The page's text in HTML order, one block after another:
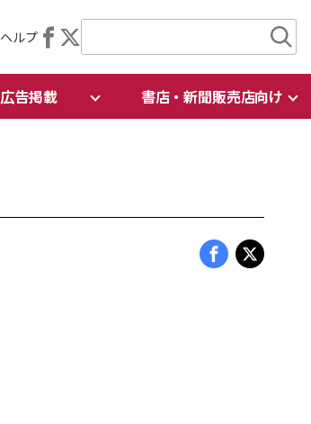
ヘルプ
広告掲載 書店・新聞販売店向け